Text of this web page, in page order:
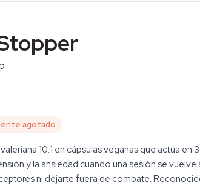
agotado
10:1 en cápsulas veganas que actúa en
y la ansiedad cuando una sesión se vuelve
ni dejarte fuera de combate.